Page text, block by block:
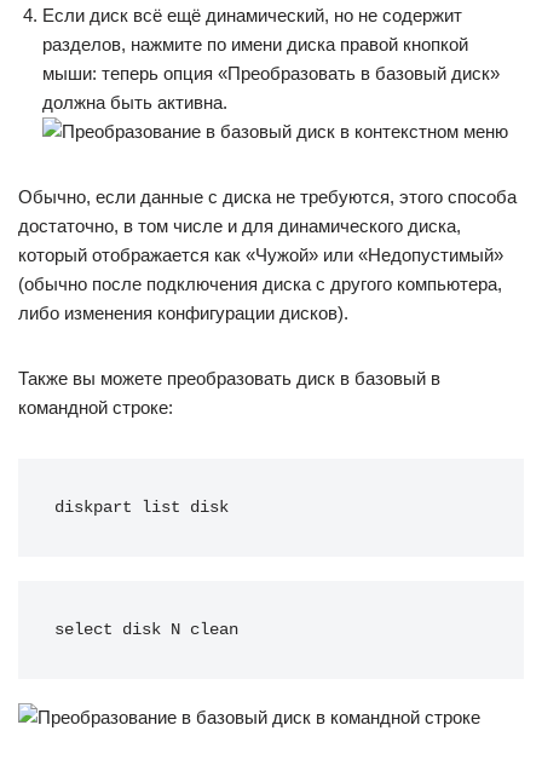
Если диск всё ещё динамический, но не содержит
разделов, нажмите по имени диска правой кнопкой
мыши: теперь опция «Преобразовать в базовый диск»
должна быть активна.
Обычно, если данные с диска не требуются, этого способа
достаточно, в том числе и для динамического диска,
который отображается как «Чужой» или «Недопустимый»
(обычно после подключения диска с другого компьютера,
либо изменения конфигурации дисков).
Также вы можете преобразовать диск в базовый в
командной строке:
diskpart list disk
select disk N clean